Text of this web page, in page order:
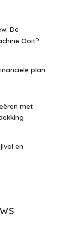
De
Ooit?
plan
met
en